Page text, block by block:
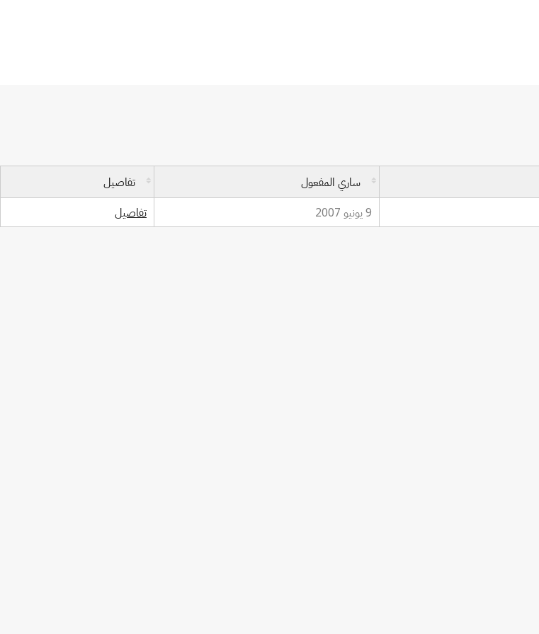
ساري المفعول
تفاصيل
9 يونيو 2007 تفاصيل